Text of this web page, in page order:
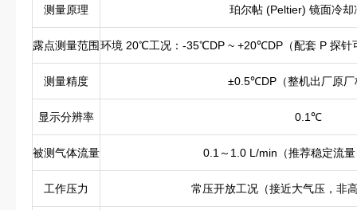
测量原理 珀尔帖 (Peltier) 镜面冷却
露点测量范围环境 20℃工况：-35℃DP ~ +20℃DP（配套 P 探针
测量精度 ±0.5℃DP（整机出厂原厂
显示分辨率 0.1℃
被测气体流量 0.1～1.0 L/min（推荐稳定流
工作压力 常压开放工况（接近大气压，非